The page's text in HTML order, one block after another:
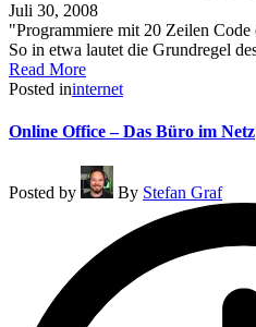
Juli 30, 2008
"Programmiere mit 20 Zeilen
So in etwa lautet die Grundregel
Read More
Posted ininternet
Online Office – Das Büro im Netz
Posted by By Stefan Graf